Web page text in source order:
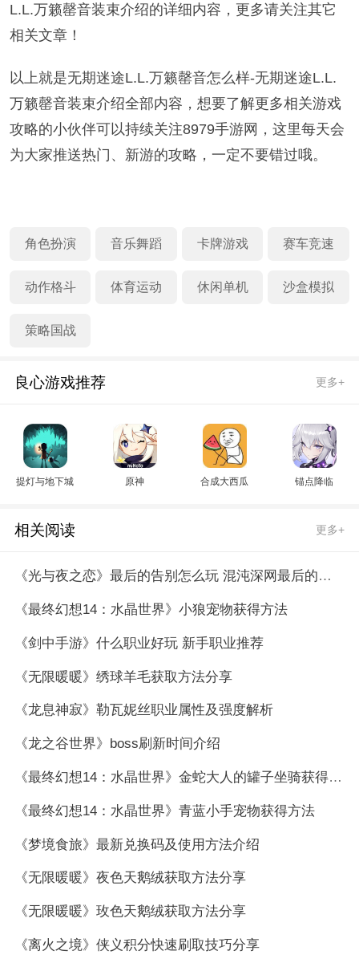
L.L.万籁罄音装束介绍的详细内容，更多请关注其它
相关文章！
以上就是无期迷途L.L.万籁罄音怎么样-无期迷途L.L.
万籁罄音装束介绍全部内容，想要了解更多相关游戏
攻略的小伙伴可以持续关注8979手游网，这里每天会
为大家推送热门、新游的攻略，一定不要错过哦。
角色扮演 音乐舞蹈 卡牌游戏 赛车竞速
动作格斗 体育运动 休闲单机 沙盒模拟
策略国战
良心游戏推荐 更多+
提灯与地下城 原神 合成大西瓜 锚点降临
相关阅读 更多+
《光与夜之恋》最后的告别怎么玩 混沌深网最后的告别活动介绍
《最终幻想14：水晶世界》小狼宠物获得方法
《剑中手游》什么职业好玩 新手职业推荐
《无限暖暖》绣球羊毛获取方法分享
《龙息神寂》勒瓦妮丝职业属性及强度解析
《龙之谷世界》boss刷新时间介绍
《最终幻想14：水晶世界》金蛇大人的罐子坐骑获得方法
《最终幻想14：水晶世界》青蓝小手宠物获得方法
《梦境食旅》最新兑换码及使用方法介绍
《无限暖暖》夜色天鹅绒获取方法分享
《无限暖暖》玫色天鹅绒获取方法分享
《离火之境》侠义积分快速刷取技巧分享